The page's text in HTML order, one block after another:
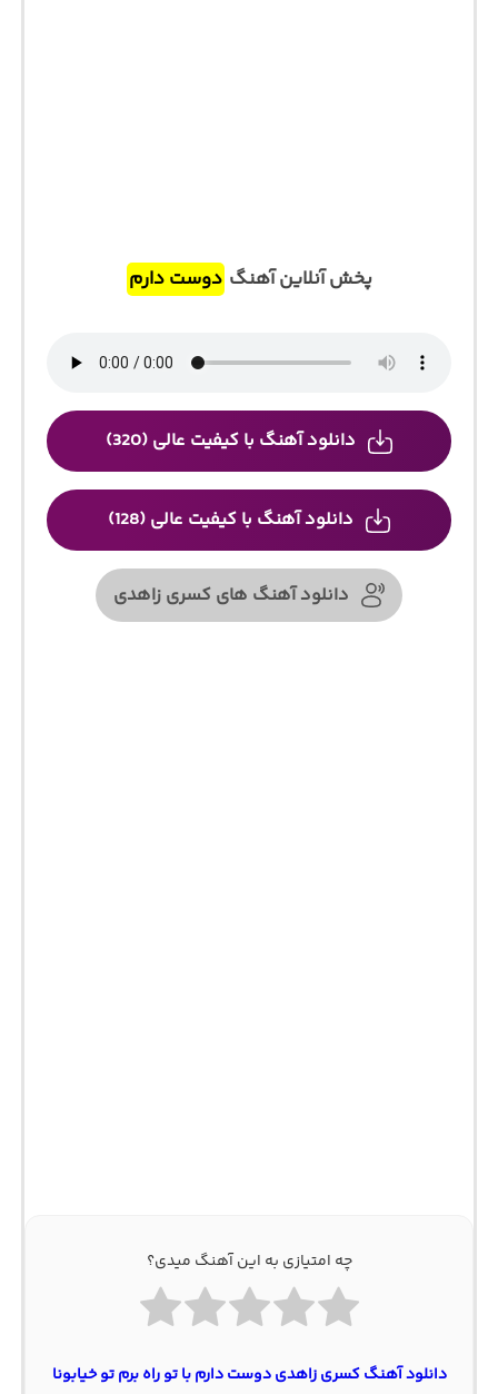
پخش آنلاین آهنگ دوست دارم
دانلود آهنگ با کیفیت عالی (320)
دانلود آهنگ با کیفیت عالی (128)
دانلود آهنگ های کسری زاهدی
چه امتیازی به این آهنگ میدی؟
دانلود آهنگ کسری زاهدی دوست دارم با تو راه برم تو خیابونا